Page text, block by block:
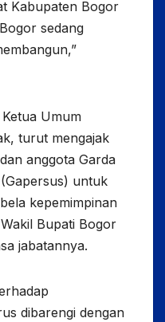
Kabupaten Bogor
sedang
Umum
turut mengajak
anggota Garda
untuk
kepemimpinan
Bupati Bogor
jabatannya.
dibarengi dengan